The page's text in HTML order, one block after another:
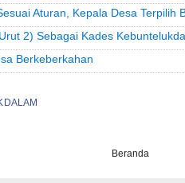
Aturan, Kepala Desa Terpilih
2) Sebagai Kades
Berkeberkahan
Beranda